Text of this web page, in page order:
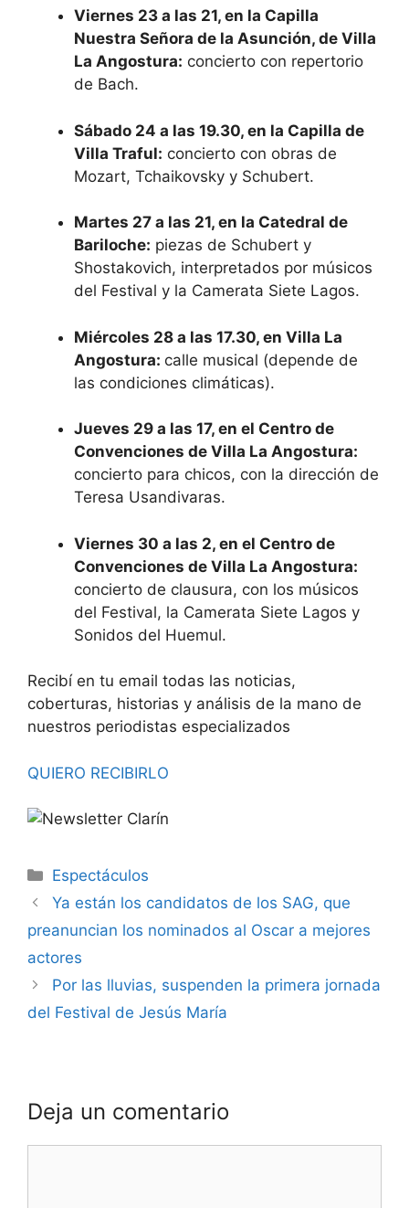
Viernes 23 a las 21, en la Capilla
Nuestra Señora de la Asunción, de Villa
La Angostura: concierto con repertorio
de Bach.
Sábado 24 a las 19.30, en la Capilla de
Villa Traful: concierto con obras de
Mozart, Tchaikovsky y Schubert.
Martes 27 a las 21, en la Catedral de
Bariloche: piezas de Schubert y
Shostakovich, interpretados por músicos
del Festival y la Camerata Siete Lagos.
Miércoles 28 a las 17.30, en Villa La
Angostura: calle musical (depende de
las condiciones climáticas).
Jueves 29 a las 17, en el Centro de
Convenciones de Villa La Angostura:
concierto para chicos, con la dirección de
Teresa Usandivaras.
Viernes 30 a las 2, en el Centro de
Convenciones de Villa La Angostura:
concierto de clausura, con los músicos
del Festival, la Camerata Siete Lagos y
Sonidos del Huemul.
Recibí en tu email todas las noticias,
coberturas, historias y análisis de la mano de
nuestros periodistas especializados
QUIERO RECIBIRLO
Espectáculos
Ya están los candidatos de los SAG, que
preanuncian los nominados al Oscar a mejores
actores
Por las lluvias, suspenden la primera jornada
del Festival de Jesús María
Deja un comentario